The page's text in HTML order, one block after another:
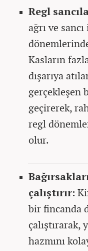
Regl
ağrı ve
Kasların
dışarıya
gerçekleşen
geçirerek,
regl
olur.
çalıştırır:
bir fincanda
hazmını